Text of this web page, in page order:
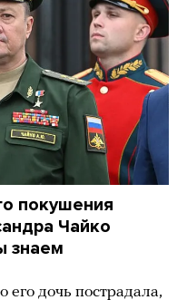
покушения
Чайко
знаем
дочь пострадала,